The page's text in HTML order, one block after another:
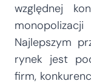
względnej
Najlepszym
rynek jest
firm,